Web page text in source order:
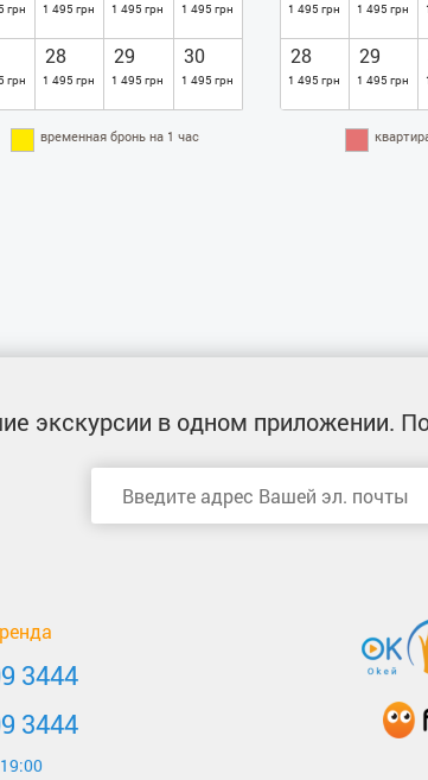
грн 1 495 грн 1 495 грн 1 495 грн
грн
28
1 495 грн
29
1 495 грн
30
1 495 грн
1 495 грн 1 495 грн
28
1 495 грн
29
1 495 грн
временная бронь на 1 час
экскурсии в одном приложении.
3444
3444